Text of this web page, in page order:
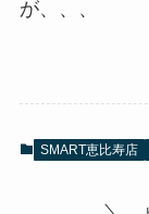
が、、、
SMART恵比寿店